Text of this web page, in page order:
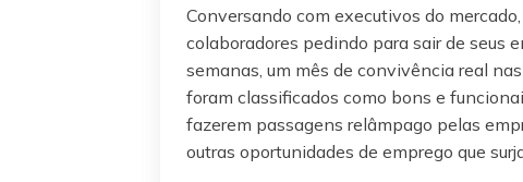
Conversando com executivos do
colaboradores pedindo para sair de seus
semanas, um mês de convivência real
foram classificados como bons e
fazerem passagens relâmpago pelas
outras oportunidades de emprego que